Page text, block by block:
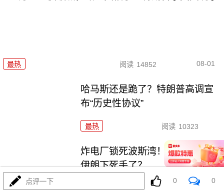
最热 阅读 14852 08-01
哈马斯还是跪了？特朗普高调宣
布“历史性协议”
最热 阅读 10323
炸电厂锁死波斯湾！特朗普要对
伊朗下死手了？
最热
点评一下 0 0